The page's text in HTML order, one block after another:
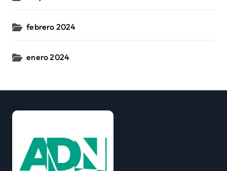
febrero 2024
enero 2024